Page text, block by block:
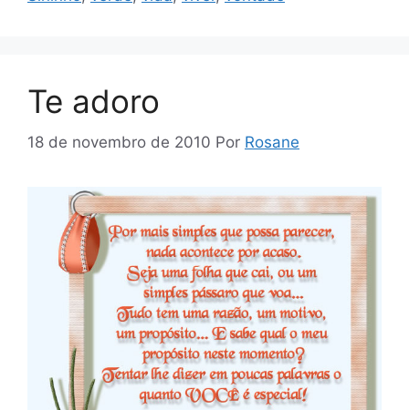
Te adoro
18 de novembro de 2010 Por Rosane